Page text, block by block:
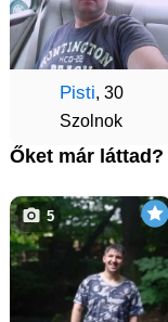
Pisti, 30
Szolnok
Őket már láttad?
5